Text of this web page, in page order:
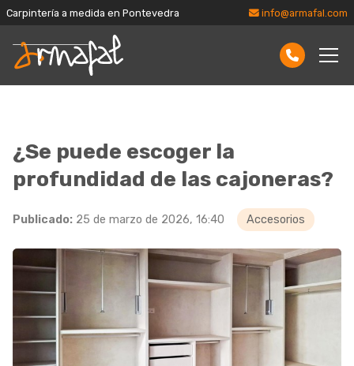
Carpintería a medida en Pontevedra info@armafal.com
¿Se puede escoger la
profundidad de las cajoneras?
Publicado: 25 de marzo de 2026, 16:40 Accesorios